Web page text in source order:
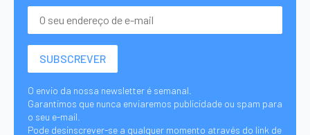
O envio da nossa newsletter é semanal.
Garantimos que nunca enviaremos publicidade ou spam para
o seu e-mail.
Pode desinscrever-se a qualquer momento através do link de